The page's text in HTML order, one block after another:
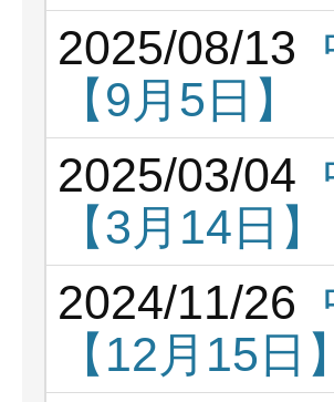
2025/08/13
【9月5日】
2025/03/04
【3月14日】
2024/11/26
【12月15日】